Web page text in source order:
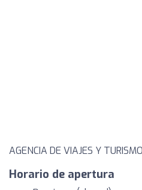
AGENCIA DE VIAJES Y
Horario de apertura